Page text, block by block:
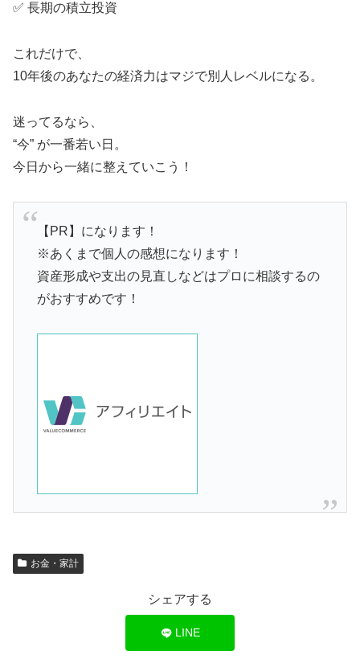
✅ 長期の積立投資
これだけで、
10年後のあなたの経済力はマジで別人レベルになる。
迷ってるなら、
“今” が一番若い日。
今日から一緒に整えていこう！
【PR】になります！
※あくまで個人の感想になります！
資産形成や支出の見直しなどはプロに相談するの
がおすすめです！
お金・家計
シェアする
LINE